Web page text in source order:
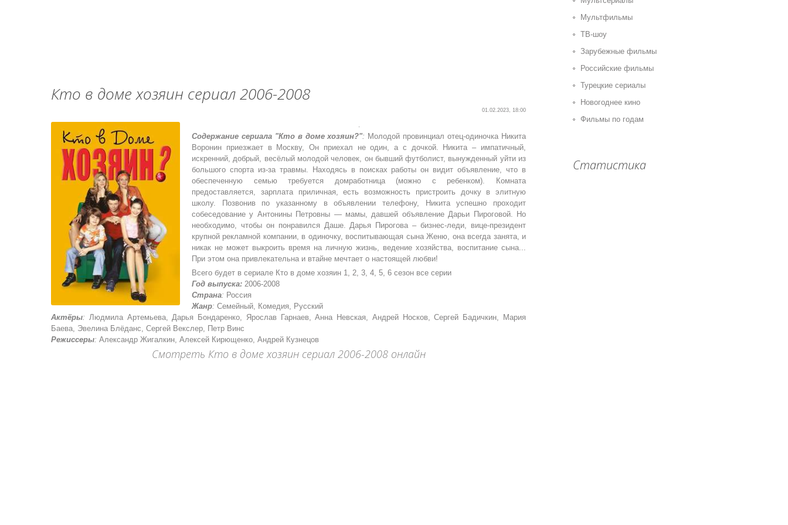
Кто в доме хозяин сериал 2006-2008
01.02.2023, 18:00
Содержание сериала "Кто в доме хозяин?": Молодой провинциал отец-одиночка Никита
Воронин приезжает в Москву, Он приехал не один, а с дочкой. Никита – импатичный,
искренний, добрый, весёлый молодой человек, он бывший футболист, вынужденный уйти из
большого спорта из-за травмы. Находясь в поисках работы он видит объявление, что в
обеспеченную семью требуется домработница (можно с ребенком). Комната
предоставляется, зарплата приличная, есть возможность пристроить дочку в элитную
школу. Позвонив по указанному в объявлении телефону, Никита успешно проходит
собеседование у Антонины Петровны — мамы, давшей объявление Дарьи Пироговой. Но
необходимо, чтобы он понравился Даше. Дарья Пирогова – бизнес-леди, вице-президент
крупной рекламной компании, в одиночку, воспитывающая сына Женю, она всегда занята, и
никак не может выкроить время на личную жизнь, ведение хозяйства, воспитание сына...
При этом она привлекательна и втайне мечтает о настоящей любви!
Всего будет в сериале Кто в доме хозяин 1, 2, 3, 4, 5, 6 сезон все серии
Год выпуска: 2006-2008
Страна: Россия
Жанр: Семейный, Комедия, Русский
Актёры: Людмила Артемьева, Дарья Бондаренко, Ярослав Гарнаев, Анна Невская, Андрей Носков, Сергей Бадичкин, Мария
Баева, Эвелина Блёданс, Сергей Векслер, Петр Винс
Режиссеры: Александр Жигалкин, Алексей Кирющенко, Андрей Кузнецов
Смотреть Кто в доме хозяин сериал 2006-2008 онлайн
Мультфильмы
ТВ-шоу
Зарубежные фильмы
Российские фильмы
Турецкие сериалы
Новогоднее кино
Фильмы по годам
Статистика